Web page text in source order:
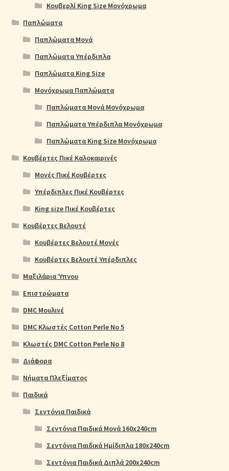
Κουβερλί King Size Μονόχρωμα
Παπλώματα
Παπλώματα Μονά
Παπλώματα Υπέρδιπλα
Παπλώματα King Size
Μονόχρωμα Παπλώματα
Παπλώματα Μονά Μονόχρωμα
Παπλώματα Υπέρδιπλα Μονόχρωμα
Παπλώματα King Size Μονόχρωμα
Κουβέρτες Πικέ Καλοκαιρινές
Μονές Πικέ Κουβέρτες
Υπέρδιπλες Πικέ Κουβέρτες
King size Πικέ Κουβέρτες
Κουβέρτες Βελουτέ
Κουβέρτες Βελουτέ Μονές
Κουβέρτες Βελουτέ Υπέρδιπλες
Μαξιλάρια Ύπνου
Επιστρώματα
DMC Μουλινέ
DMC Κλωστές Cotton Perle No 5
Κλωστές DMC Cotton Perle No 8
Διάφορα
Νήματα Πλεξίματος
Παιδικά
Σεντόνια Παιδικά
Σεντόνια Παιδικά Μονά 160x240cm
Σεντόνια Παιδικά Ημίδιπλα 180x240cm
Σεντόνια Παιδικά Διπλά 200x240cm